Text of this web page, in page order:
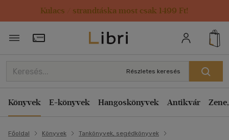
Kulacs / strandtáska most csak 1499 Ft!
Törzsvásárlói Kártya adatai
Részletes keresés
Könyvek E-könyvek Hangoskönyvek Antikvár
Főoldal Könyvek
Tankönyvek, segédkönyvek